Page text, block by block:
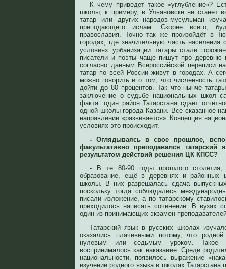
К чему приведет такое «углубление»?
школы, к примеру, в Ульяновске не станет
татар или других народов-мусульман
преподающего ислам. Скорее всего,
православия. Точно так же произойдёт в
городах, где значительную часть
условиях урбанизации татары стали
писатели и поэты чаще пишут про деревню
согласно данным Всероссийской переписи
татар по всей России живут в городах. А
можно говорить и о том, что численность
дойти до 80 процентов. Так что нынче
заключение о судьбе национальных школ
факта: один район Татарстана сдает
одной школы города Казани. Все сказанное
направлении «развивается» Концепция
условиях это происходит.
- Оглядываясь в свое прошлое,
факультативно преподавался
результатом действий решения ЦК КПСС?
- В те 80-90 годы прошлого столетия,
образование, ещё в деревнях и районных
школы. В них разрешалась сдача
поскольку тогда соблюдались
писали изложение, а по татарскому
приходилось написать сочинение. В вузах
один из принимающих экзамен
Татарский язык в русских школах
оказались плачевными потому, что
нулевым или седьмым уроком. Такое
воспринималось как наказание. Среди
национальности, появилось выражение
изучение родного языка в школах